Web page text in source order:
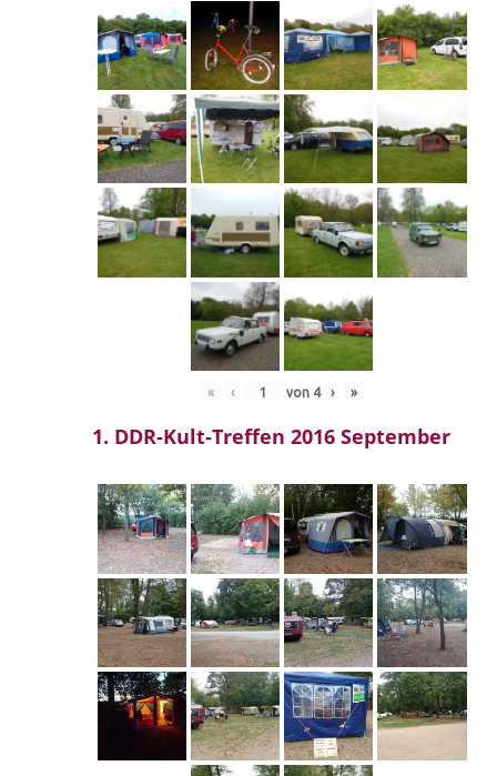
« ‹ von 4 › »
1. DDR-Kult-Treffen 2016 September